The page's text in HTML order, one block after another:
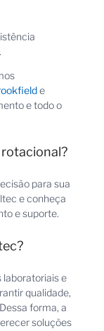
e
e todo o
para sua
e conheça
e suporte.
laboratoriais e
qualidade,
forma, a
soluções